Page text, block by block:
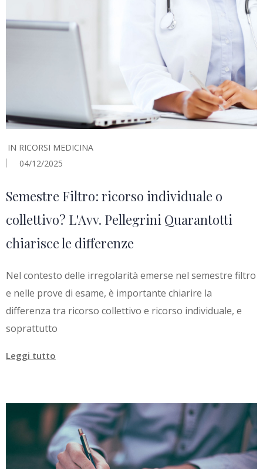
IN RICORSI MEDICINA
04/12/2025
Semestre Filtro: ricorso individuale o
collettivo? L'Avv. Pellegrini Quarantotti
chiarisce le differenze
Nel contesto delle irregolarità emerse nel semestre filtro
e nelle prove di esame, è importante chiarire la
differenza tra ricorso collettivo e ricorso individuale, e
soprattutto
Leggi tutto